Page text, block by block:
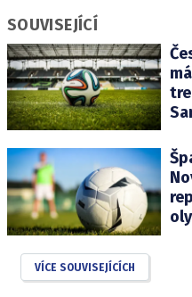
SOUVISEJÍCÍ
VÍCE SOUVISEJÍCÍCH